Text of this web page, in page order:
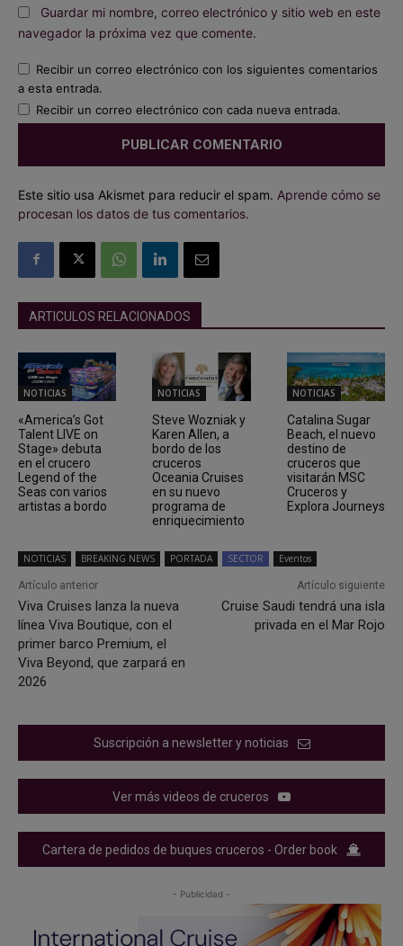
Guardar mi nombre, correo electrónico y sitio web en este
navegador la próxima vez que comente.
Recibir un correo electrónico con los siguientes comentarios
a esta entrada.
Recibir un correo electrónico con cada nueva entrada.
Este sitio usa Akismet para reducir el spam. Aprende cómo se
procesan los datos de tus comentarios.
ARTICULOS RELACIONADOS
NOTICIAS
«America’s Got
Talent LIVE on
Stage» debuta
en el crucero
Legend of the
Seas con varios
artistas a bordo
NOTICIAS
Steve Wozniak y
Karen Allen, a
bordo de los
cruceros
Oceania Cruises
en su nuevo
programa de
enriquecimiento
NOTICIAS
Catalina Sugar
Beach, el nuevo
destino de
cruceros que
visitarán MSC
Cruceros y
Explora Journeys
NOTICIAS BREAKING NEWS PORTADA SECTOR Eventos
Artículo anterior
Viva Cruises lanza la nueva
línea Viva Boutique, con el
primer barco Premium, el
Viva Beyond, que zarpará en
2026
Artículo siguiente
Cruise Saudi tendrá una isla
privada en el Mar Rojo
Suscripción a newsletter y noticias
Ver más videos de cruceros
Cartera de pedidos de buques cruceros - Order book
- Publicidad -